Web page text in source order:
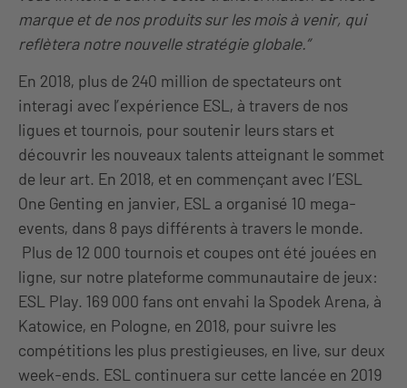
marque et de nos produits sur les mois à venir, qui
reflètera notre nouvelle stratégie globale.”
En 2018, plus de 240 million de spectateurs ont
interagi avec l’expérience ESL, à travers de nos
ligues et tournois, pour soutenir leurs stars et
découvrir les nouveaux talents atteignant le sommet
de leur art. En 2018, et en commençant avec l‘ESL
One Genting en janvier, ESL a organisé 10 mega-
events, dans 8 pays différents à travers le monde.
Plus de 12 000 tournois et coupes ont été jouées en
ligne, sur notre plateforme communautaire de jeux:
ESL Play. 169 000 fans ont envahi la Spodek Arena, à
Katowice, en Pologne, en 2018, pour suivre les
compétitions les plus prestigieuses, en live, sur deux
week-ends. ESL continuera sur cette lancée en 2019